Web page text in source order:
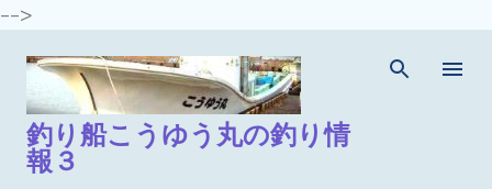
--> スキップしてメイン コンテンツに移動
釣り船こうゆう丸の釣り情
報３